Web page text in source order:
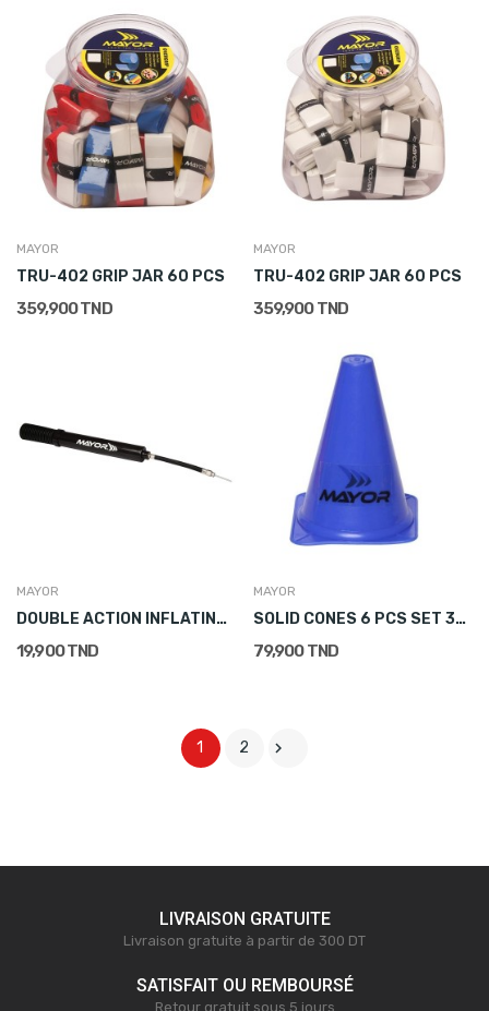
MAYOR
TRU-402 GRIP JAR 60 PCS
359,900 TND
MAYOR
TRU-402 GRIP JAR 60 PCS
359,900 TND
MAYOR
DOUBLE ACTION INFLATING PUMP 25 CM
19,900 TND
MAYOR
SOLID CONES 6 PCS SET 38.1 CM
79,900 TND
1 2 
LIVRAISON GRATUITE
Livraison gratuite à partir de 300 DT
SATISFAIT OU REMBOURSÉ
Retour gratuit sous 5 jours